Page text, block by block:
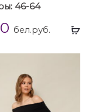
46-64
бел.руб.